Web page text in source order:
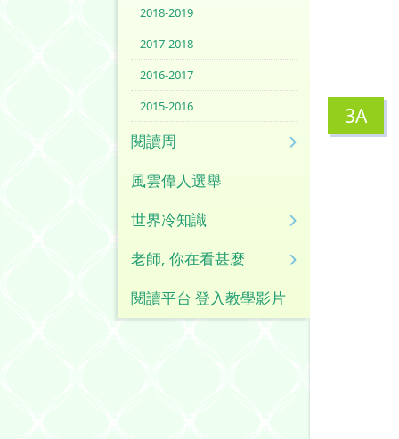
3A
2018-2019
2017-2018
2016-2017
2015-2016
閱讀周
風雲偉人選舉
世界冷知識
老師, 你在看甚麼
閱讀平台 登入教學影片